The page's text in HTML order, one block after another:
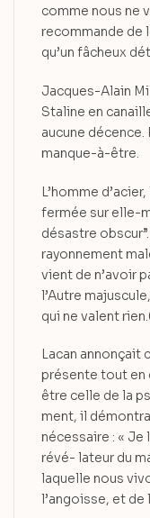
comme nous ne
recommande de
qu’un fâcheux
Jacques-Alain
Staline en
aucune
manque-à-être.
L’homme
fermée sur elle-
désastre
rayonnement
vient de n’avoir
l’Autre
qui ne valent
Lacan
présente tout en
être celle de la
ment, il
nécessaire : «
révé- lateur du
laquelle nous
l’angoisse, et de